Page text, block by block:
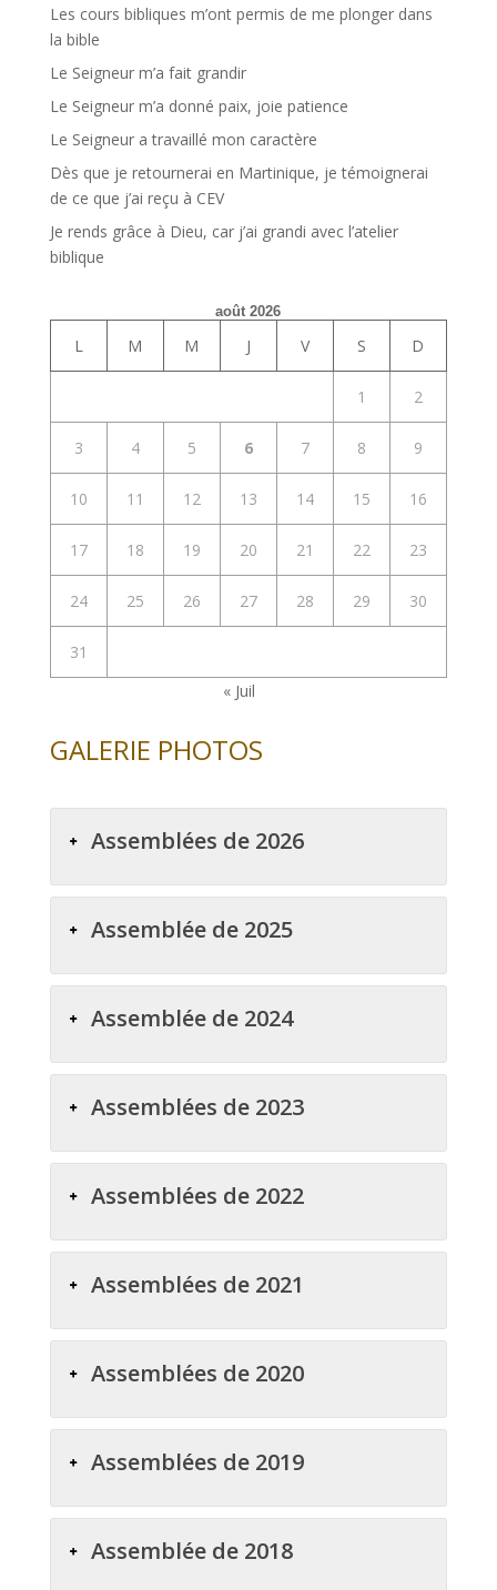
Les cours bibliques m’ont permis de me plonger dans
la bible
Le Seigneur m’a fait grandir
Le Seigneur m’a donné paix, joie patience
Le Seigneur a travaillé mon caractère
Dès que je retournerai en Martinique, je témoignerai
de ce que j’ai reçu à CEV
Je rends grâce à Dieu, car j’ai grandi avec l’atelier
biblique
août 2026
L M M J V S D
1 2
3 4 5 6 7 8 9
10 11 12 13 14 15 16
17 18 19 20 21 22 23
24 25 26 27 28 29 30
31
« Juil
GALERIE PHOTOS
Assemblées de 2026
Assemblée de 2025
Assemblée de 2024
Assemblées de 2023
Assemblées de 2022
Assemblées de 2021
Assemblées de 2020
Assemblées de 2019
Assemblée de 2018